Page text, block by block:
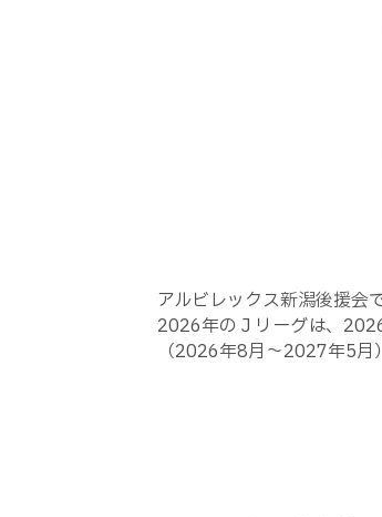
アルビレックス新潟後援会
2026年のＪリーグは、
（2026年8月～2027年5月